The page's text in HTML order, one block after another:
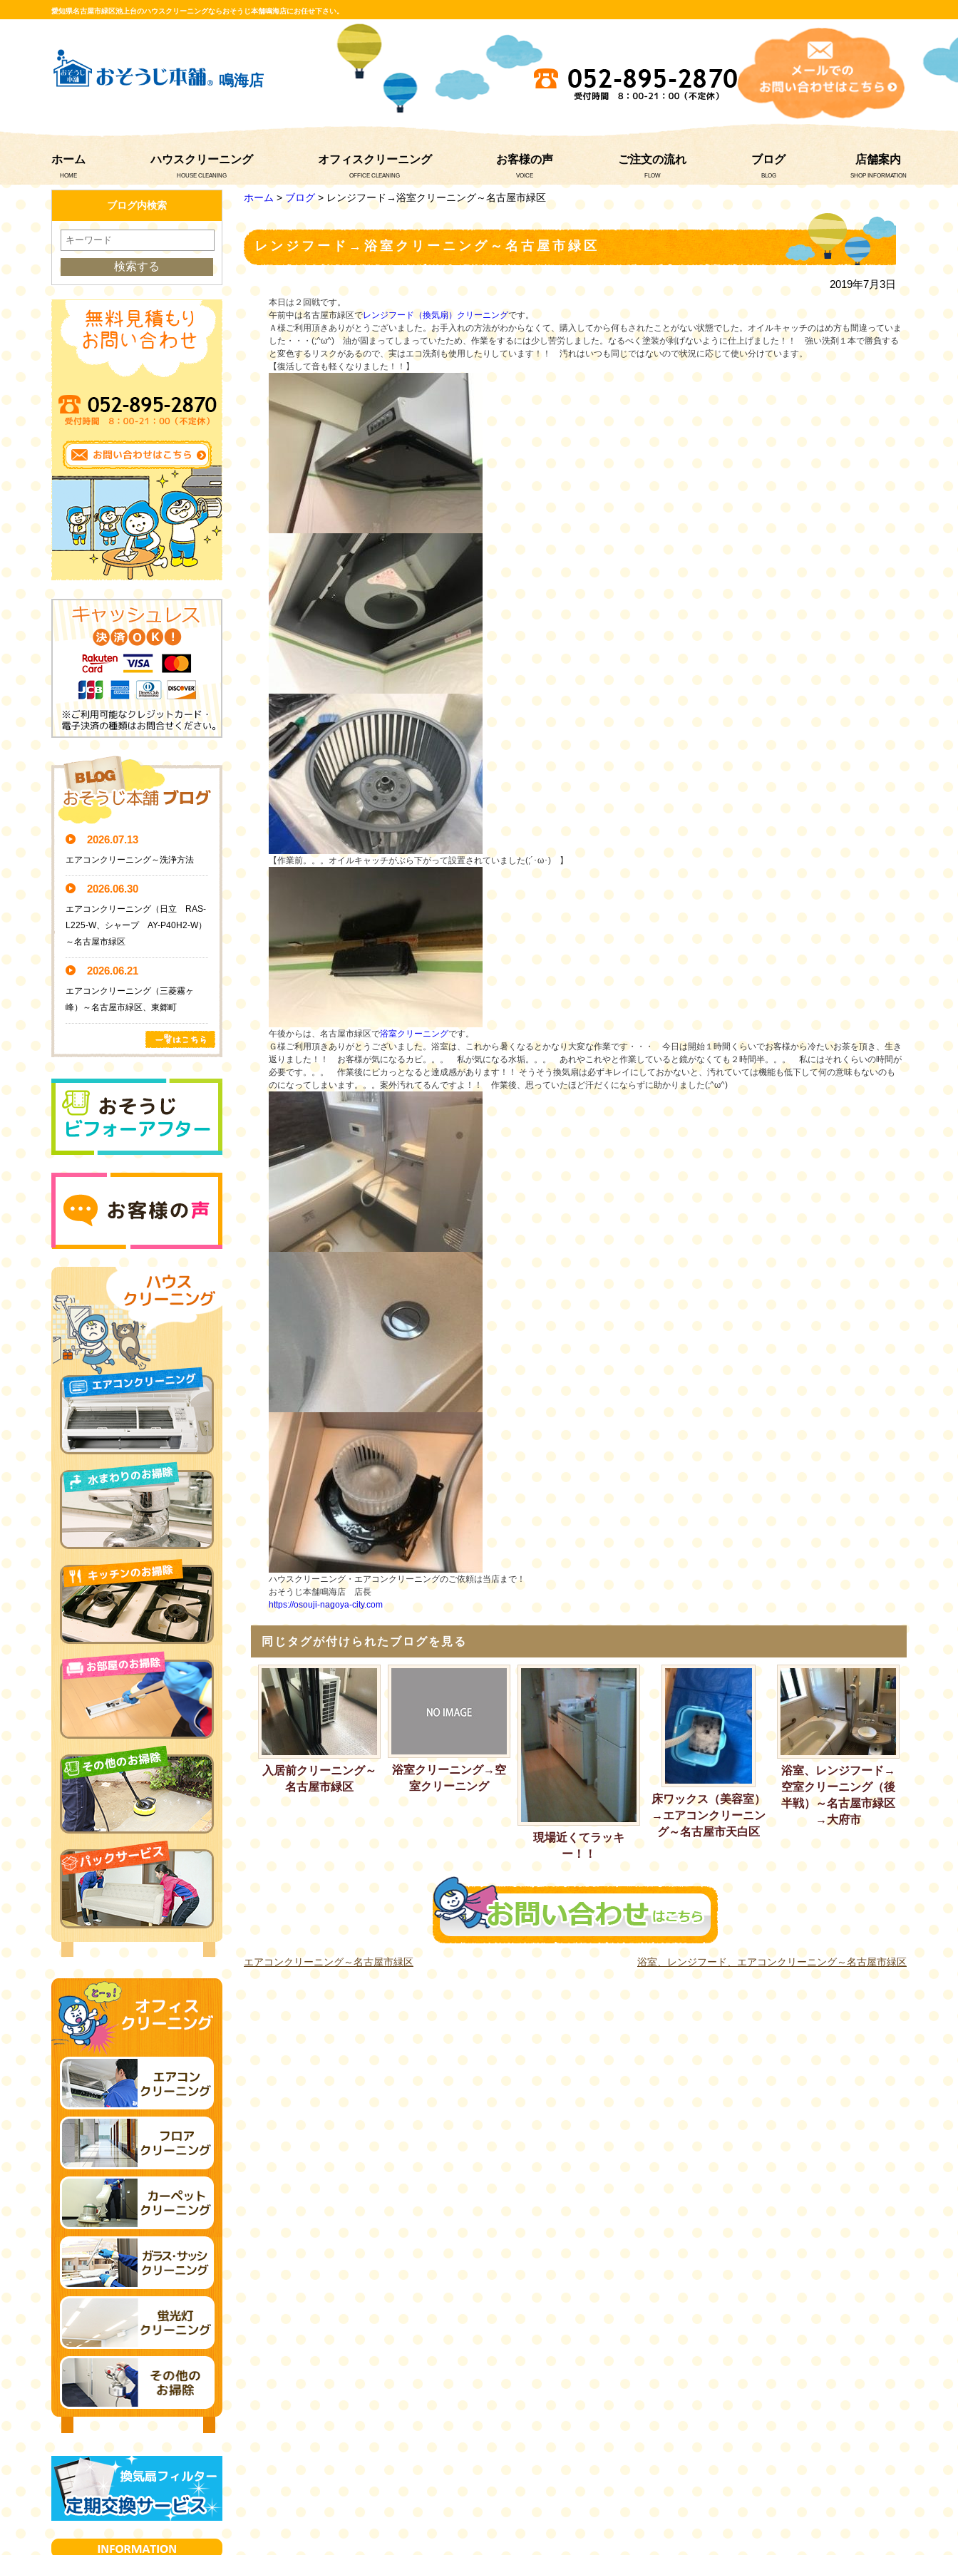
愛知県名古屋市緑区池上台のハウスクリーニングならおそうじ本舗鳴海店にお任せ下さい。
鳴海店
ホーム
HOME
ハウスクリーニング
HOUSE CLEANING
オフィスクリーニング
OFFICE CLEANING
お客様の声
VOICE
ご注文の流れ
FLOW
ブログ
BLOG
店舗案内
SHOP INFORMATION
ホーム >ブログ> レンジフード→浴室クリーニング～名古屋市緑区
レンジフード→浴室クリーニング～名古屋市緑区
2019年7月3日
本日は２回戦です。
午前中は名古屋市緑区でレンジフード（換気扇）クリーニングです。
Ａ様ご利用頂きありがとうございました。お手入れの方法がわからなくて、 購入してから何もされたことがない状態でした。 オイルキャッチのはめ方も間違っていま
した・・・(;^ω^) 油が固まってしまっていたため、作業をするには少し苦労しました。なるべく塗装が剥げないように仕上げました！！ 強い洗剤１本で勝負する
と変色するリスクがあるので、実はエコ洗剤も使用したりしています！！ 汚れはいつも同じではないので状況に応じて使い分けています。
【復活して音も軽くなりました！！】
【作業前。。。オイルキャッチがぶら下がって設置されていました(;´･ω･) 】
午後からは、名古屋市緑区で浴室クリーニングです。
Ｇ様ご利用頂きありがとうございました。浴室は、これから暑くなるとかなり大変な作業です・・・ 今日は開始１時間くらいでお客様から冷たいお茶を頂き、生き
返りました！！ お客様が気になるカビ。。。 私が気になる水垢。。。 あれやこれやと作業していると 鏡がなくても２時間半。。。 私にはそれくらいの時間が
必要です。。。 作業後にピカっとなると達成感があります！！ そうそう換気扇は必ずキレイにしておかないと、汚れていては機能も低下して何の意味もないのも
のになってしまいます。。。案外汚れてるんですよ！！ 作業後、思っていたほど汗だくにならずに助かりました(;^ω^)
ハウスクリーニング・エアコンクリーニングのご依頼は当店まで！
おそうじ本舗鳴海店 店長
https://osouji-nagoya-city.com
同じタグが付けられたブログを見る
入居前クリーニング～
名古屋市緑区
浴室クリーニング→空
室クリーニング
現場近くてラッキ
ー！！
床ワックス（美容室）
→エアコンクリーニン
グ～名古屋市天白区
浴室、レンジフード→
空室クリーニング（後
半戦）～名古屋市緑区
→大府市
エアコンクリーニング～名古屋市緑区 浴室、レンジフード、エアコンクリーニング～名古屋市緑区
ブログ内検索
2026.07.13
エアコンクリーニング～洗浄方法
2026.06.30
エアコンクリーニング（日立 RAS-
L225-W、シャープ AY-P40H2-W）
～名古屋市緑区
2026.06.21
エアコンクリーニング（三菱霧ヶ
峰）～名古屋市緑区、東郷町